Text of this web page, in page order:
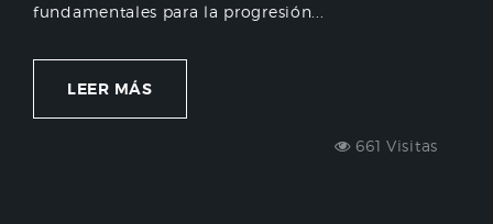
fundamentales para la progresión...
LEER MÁS
661 Visitas